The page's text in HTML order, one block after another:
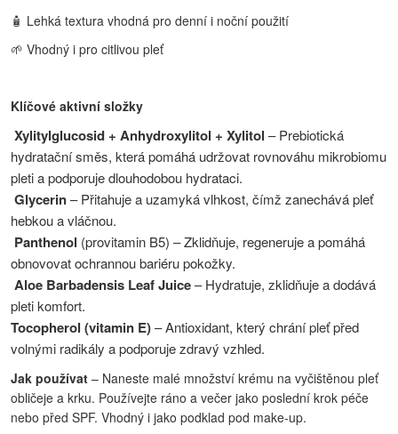
🧴 Lehká textura vhodná pro denní i noční použití
🌱 Vhodný i pro citlivou pleť
Klíčové aktivní složky
Xylitylglucosid + Anhydroxylitol + Xylitol – Prebiotická
hydratační směs, která pomáhá udržovat rovnováhu mikrobiomu
pleti a podporuje dlouhodobou hydrataci.
Glycerin– Přitahuje a uzamyká vlhkost, čímž zanechává pleť
hebkou a vláčnou.
Panthenol (provitamin B5) – Zklidňuje, regeneruje a pomáhá
obnovovat ochrannou bariéru pokožky.
Aloe Barbadensis Leaf Juice– Hydratuje, zklidňuje a dodává
pleti komfort.
Tocopherol (vitamin E)– Antioxidant, který chrání pleť před
volnými radikály a podporuje zdravý vzhled.
Jak používat – Naneste malé množství krému na vyčištěnou pleť
obličeje a krku. Používejte ráno a večer jako poslední krok péče
nebo před SPF. Vhodný i jako podklad pod make-up.